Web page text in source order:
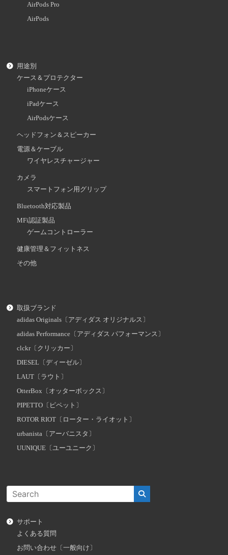
AirPods Pro
AirPods
用途別
ケース＆プロテクター
iPhoneケース
iPadケース
AirPodsケース
ヘッドフォン＆スピーカー
電源＆ケーブル
ワイヤレスチャージャー
カメラ
スマートフォン用グリップ
Bluetooth対応製品
MFi認証製品
ゲームコントローラー
健康管理＆フィットネス
その他
取扱ブランド
adidas Originals〔アディダス オリジナルス〕
adidas Performance〔アディダス パフォーマンス〕
clckr〔クリッカー〕
DIESEL〔ディーゼル〕
LAUT〔ラウト〕
OtterBox〔オッターボックス〕
PIPETTO〔ピペット〕
ROTOR RIOT〔ローター・ライオット〕
urbanista〔アーバニスタ〕
UUNIQUE〔ユーユニーク〕
サポート
よくある質問
お問い合わせ〔一般向け〕